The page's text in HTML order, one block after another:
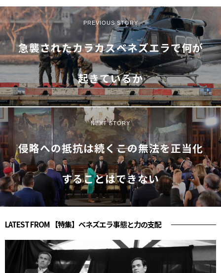
PREVIOUS STORY
急襲されたカラカス――ベネズエラで何が
起きているか
NEXT STORY
侵略への抵抗は続く――この無法を正当化
することはできない
LATEST FROM 【特集】ベネズエラ事態と力の支配